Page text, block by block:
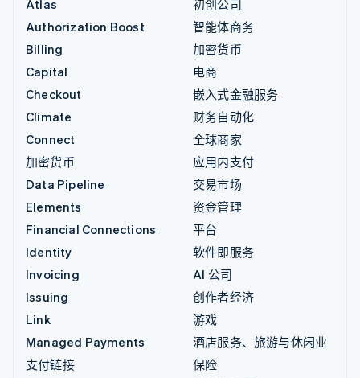
Atlas
Authorization Boost
Billing
Capital
Checkout
Climate
Connect
加密货币
Data Pipeline
Elements
Financial Connections
Identity
Invoicing
Issuing
Link
Managed Payments
支付链接
初创公司
智能体商务
加密货币
电商
嵌入式金融服务
财务自动化
全球商家
应用内支付
交易市场
资金管理
平台
软件即服务
AI 公司
创作者经济
游戏
酒店服务、旅游与休闲业
保险